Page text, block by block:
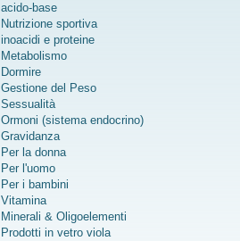
acido-base
Nutrizione sportiva
inoacidi e proteine
Metabolismo
Dormire
Gestione del Peso
Sessualità
Ormoni (sistema endocrino)
Gravidanza
Per la donna
Per l'uomo
Per i bambini
Vitamina
Minerali & Oligoelementi
Prodotti in vetro viola